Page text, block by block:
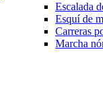
Escalada
Esquí de
Carreras
Marcha